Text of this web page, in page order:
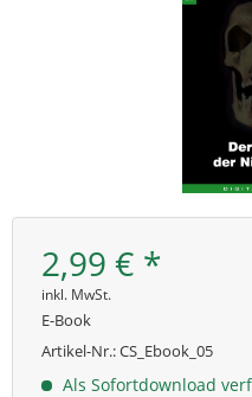
2,99 € *
inkl. MwSt.
E-Book
Artikel-Nr.:CS_Ebook_05
Als Sofortdownload